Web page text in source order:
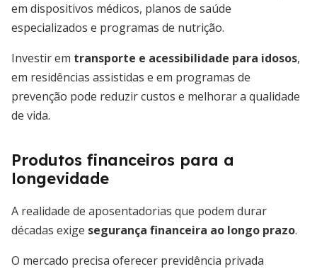
em dispositivos médicos, planos de saúde
especializados e programas de nutrição.
Investir em transporte e acessibilidade para idosos,
em residências assistidas e em programas de
prevenção pode reduzir custos e melhorar a qualidade
de vida.
Produtos financeiros para a
longevidade
A realidade de aposentadorias que podem durar
décadas exige segurança financeira ao longo prazo.
O mercado precisa oferecer previdência privada